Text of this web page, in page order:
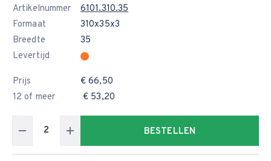
Artikelnummer
6101.310.35
Formaat
310x35x3
Breedte
35
Levertijd
Prijs
€ 66,50
12 of meer
€ 53,20
BESTELLEN